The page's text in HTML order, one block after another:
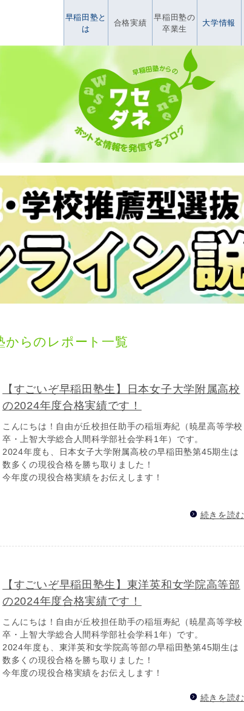
早稲田塾と
は
合格実績
早稲田塾の
卒業生
大学情報
からのレポート一覧
【すごいぞ早稲田塾生】日本女子大学附属高校
の2024年度合格実績です！
こんにちは！自由が丘校担任助手の稲垣寿紀（暁星高等学校
卒・上智大学総合人間科学部社会学科1年）です。
2024年度も、日本女子大学附属高校の早稲田塾第45期生は
数多くの現役合格を勝ち取りました！
今年度の現役合格実績をお伝えします！
続きを読む
【すごいぞ早稲田塾生】東洋英和女学院高等部
の2024年度合格実績です！
こんにちは！自由が丘校担任助手の稲垣寿紀（暁星高等学校
卒・上智大学総合人間科学部社会学科1年）です。
2024年度も、東洋英和女学院高等部の早稲田塾第45期生は
数多くの現役合格を勝ち取りました！
今年度の現役合格実績をお伝えします！
続きを読む